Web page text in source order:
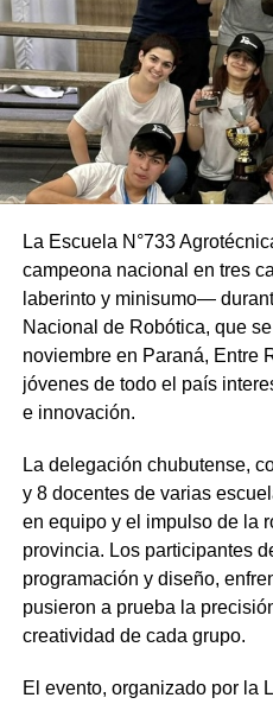
La Escuela N°733
campeona nacional en tres
laberinto y minisumo—
Nacional de Robótica, que
noviembre en Paraná, Entre
jóvenes de todo el país
e innovación.
La delegación chubutense,
y 8 docentes de varias
en equipo y el impulso de la
provincia. Los participantes
programación y diseño,
pusieron a prueba la
creatividad de cada grupo.
El evento, organizado por la